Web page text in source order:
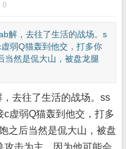
0
，去往了生活的战场。s
弱Q猫轰到他交，打多你
当然是侃大山，被盘龙腿
去往了生活的战场。ss
虚弱Q猫轰到他交，打多
之后当然是侃大山，被盘
击为主，因为他可能会